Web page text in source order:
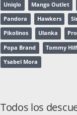
Uniqlo Mango Outlet
Pandora Hawkers
Pikolinos Ulanka
Popa Brand Tommy
Ysabel Mora
Todos los